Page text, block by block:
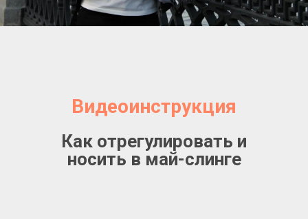
Видеоинструкция
Как отрегулировать и
носить в май-слинге